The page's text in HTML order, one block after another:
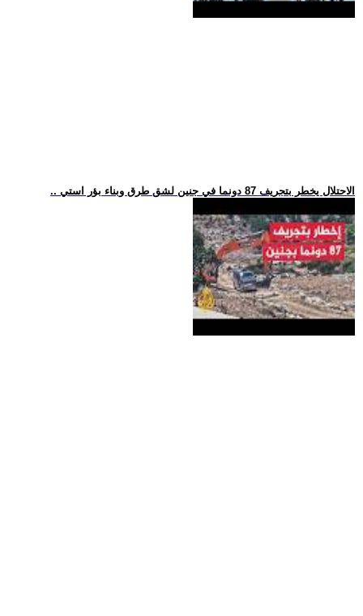
.. الاحتلال يخطر بتجريف 87 دونما في جنين لشق طرق وبناء بؤر استي